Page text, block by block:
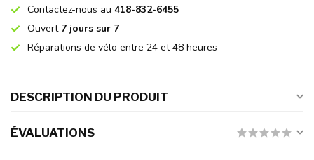
Contactez-nous au 418-832-6455
Ouvert 7 jours sur 7
Réparations de vélo entre 24 et 48 heures
DESCRIPTION DU PRODUIT
ÉVALUATIONS